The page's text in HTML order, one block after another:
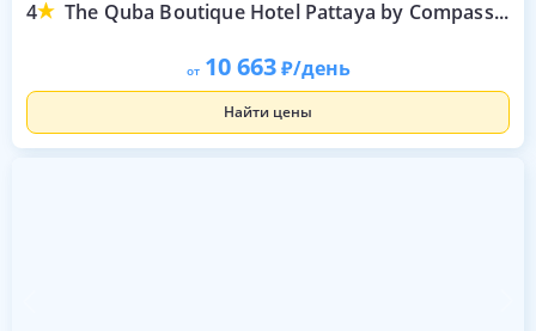
4 The Quba Boutique Hotel Pattaya by Compass Hospitality
от 10 663 /день
Найти цены